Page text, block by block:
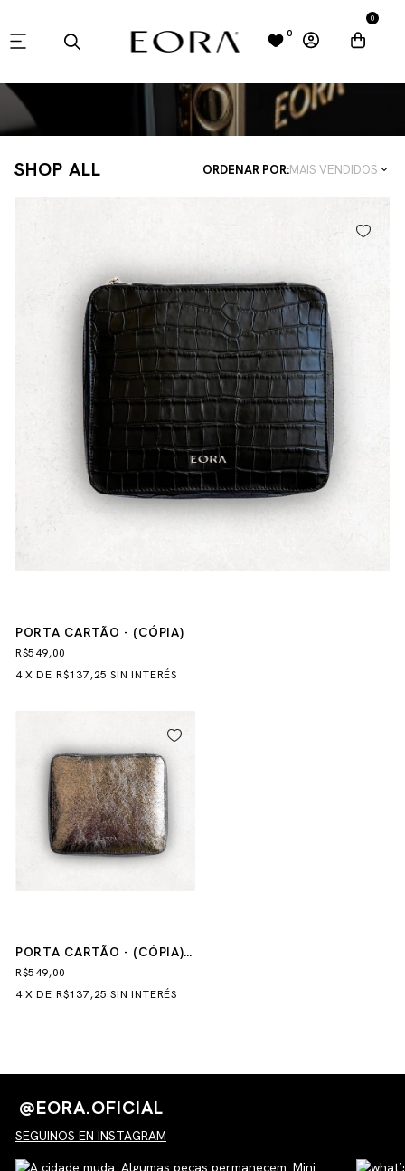
0
0
SHOP ALL ORDENAR POR:MAIS VENDIDOS
PORTA CARTÃO - (CÓPIA)
R$549,00
4XDE R$137,25 SIN INTERÉS
PORTA CARTÃO - (CÓPIA) -
(CÓPIA)
R$549,00
4XDE R$137,25 SIN INTERÉS
@EORA.OFICIAL
SEGUINOS EN INSTAGRAM